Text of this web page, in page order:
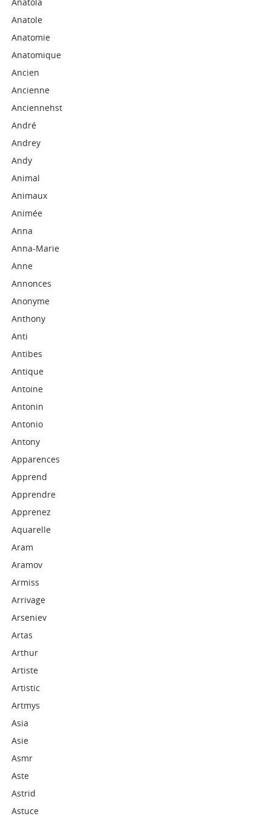
Anatole
Anatomie
Anatomique
Ancien
Ancienne
Anciennehst
André
Andrey
Andy
Animal
Animaux
Animée
Anna
Anna-Marie
Anne
Annonces
Anonyme
Anthony
Anti
Antibes
Antique
Antoine
Antonin
Antonio
Antony
Apparences
Apprend
Apprendre
Apprenez
Aquarelle
Aram
Aramov
Armiss
Arrivage
Arseniev
Artas
Arthur
Artiste
Artistic
Artmys
Asia
Asie
Asmr
Aste
Astrid
Astuce